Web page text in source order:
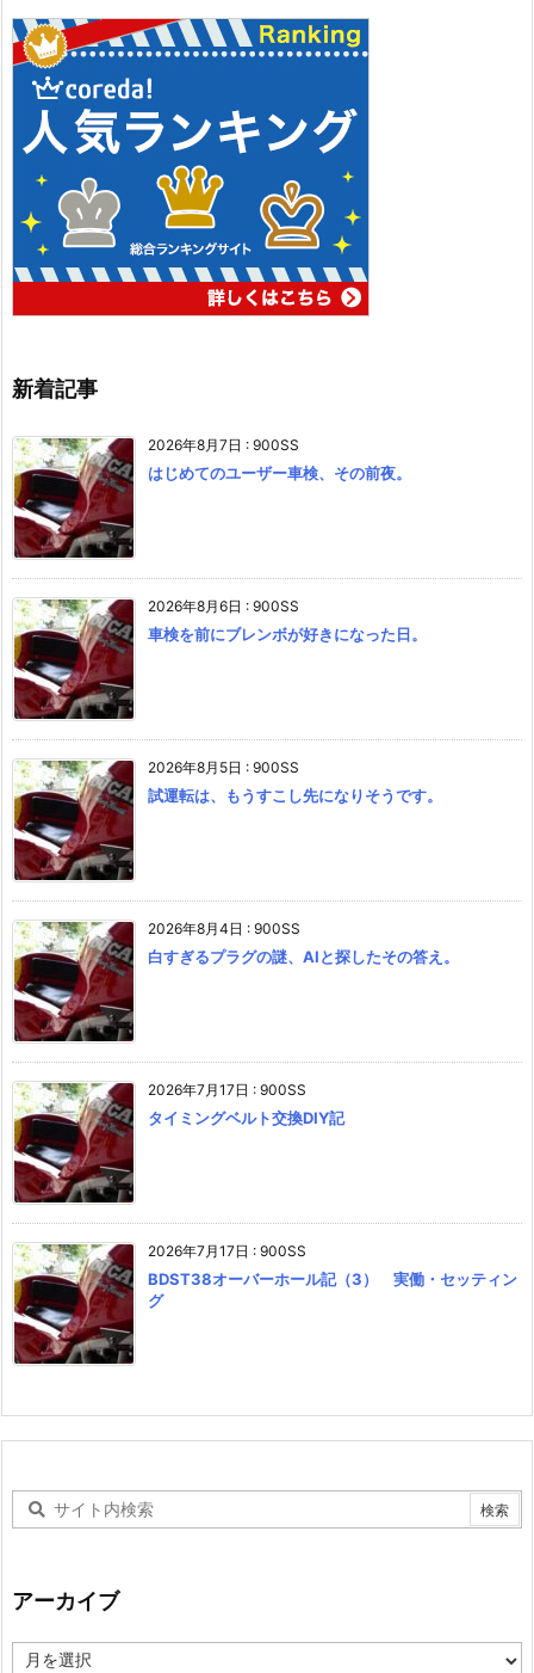
新着記事
2026年8月7日 : 900SS
はじめてのユーザー車検、その前夜。
2026年8月6日 : 900SS
車検を前にブレンボが好きになった日。
2026年8月5日 : 900SS
試運転は、もうすこし先になりそうです。
2026年8月4日 : 900SS
白すぎるプラグの謎、AIと探したその答え。
2026年7月17日 : 900SS
タイミングベルト交換DIY記
2026年7月17日 : 900SS
BDST38オーバーホール記（3） 実働・セッティン
グ
アーカイブ